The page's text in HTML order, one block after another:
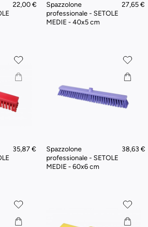
22,00 €
Spazzolone
professionale - SETOLE
MEDIE - 40x5 cm
27,65 €
35,87 €
Spazzolone
professionale - SETOLE
MEDIE - 60x6 cm
38,63 €